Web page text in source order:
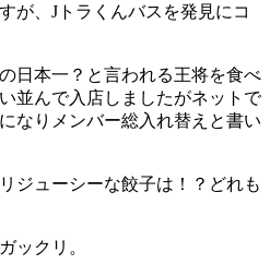
が、Jトラくんバスを発見にコ
日本一？と言われる王将を食べ
並んで入店しましたがネットで
なりメンバー総入れ替えと書い
ジューシーな餃子は！？どれも
ックリ。